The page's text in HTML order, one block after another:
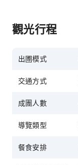
觀光行程
出圑模式
交通方式
成團人數
導覽類型
餐食安排